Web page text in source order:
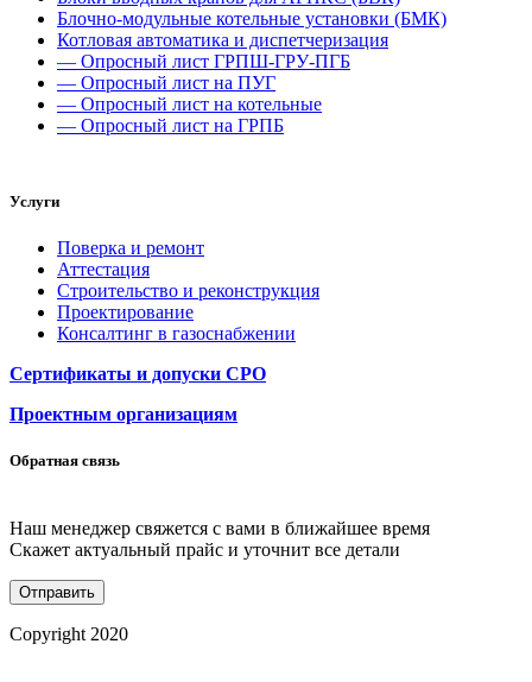
Блочно-модульные котельные установки (БМК)
Котловая автоматика и диспетчеризация
— Опросный лист ГРПШ-ГРУ-ПГБ
— Опросный лист на ПУГ
— Опросный лист на котельные
— Опросный лист на ГРПБ
Услуги
Поверка и ремонт
Аттестация
Строительство и реконструкция
Проектирование
Консалтинг в газоснабжении
Сертификаты и допуски СРО
Проектным организациям
Обратная связь
Наш менеджер свяжется с вами в ближайшее время
Скажет актуальный прайс и уточнит все детали
Copyright 2020